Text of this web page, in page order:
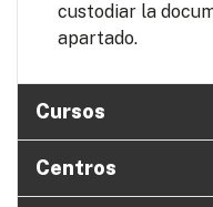
custodiar la
apartado.
Cursos
Centros